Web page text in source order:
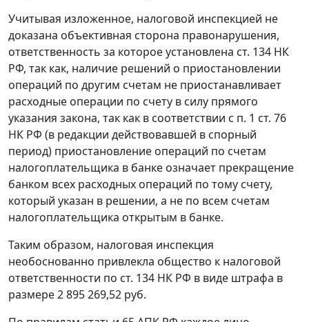
Учитывая изложенное, налоговой инспекцией не
доказана объективная сторона правонарушения,
ответственность за которое установлена ст. 134 НК
РФ, так как, наличие решений о приостановлении
операций по другим счетам не приостанавливает
расходные операции по счету в силу прямого
указания закона, так как в соответствии с п. 1 ст. 76
НК РФ (в редакции действовавшей в спорный
период) приостановление операций по счетам
налогоплательщика в банке означает прекращение
банком всех расходных операций по тому счету,
который указан в решении, а не по всем счетам
налогоплательщика открытым в банке.
Таким образом, налоговая инспекция
необоснованно привлекла общество к налоговой
ответственности по ст. 134 НК РФ в виде штрафа в
размере 2 895 269,52 руб.